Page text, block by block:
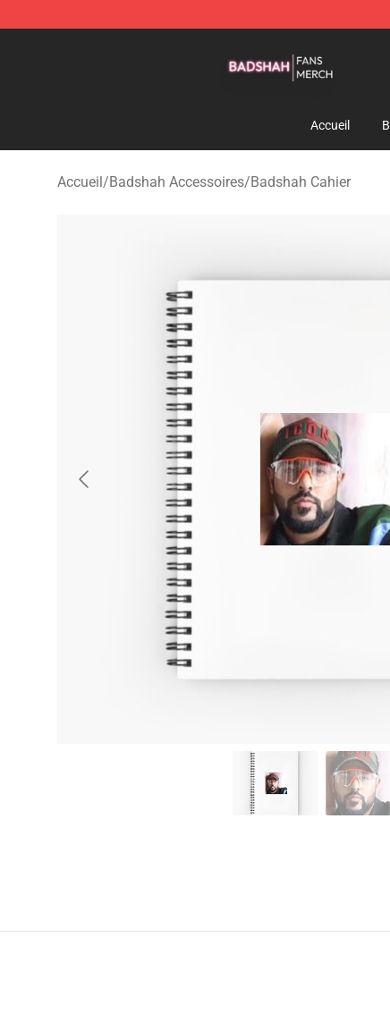
Accueil
Accueil/Badshah Accessoires/Badshah Cahier